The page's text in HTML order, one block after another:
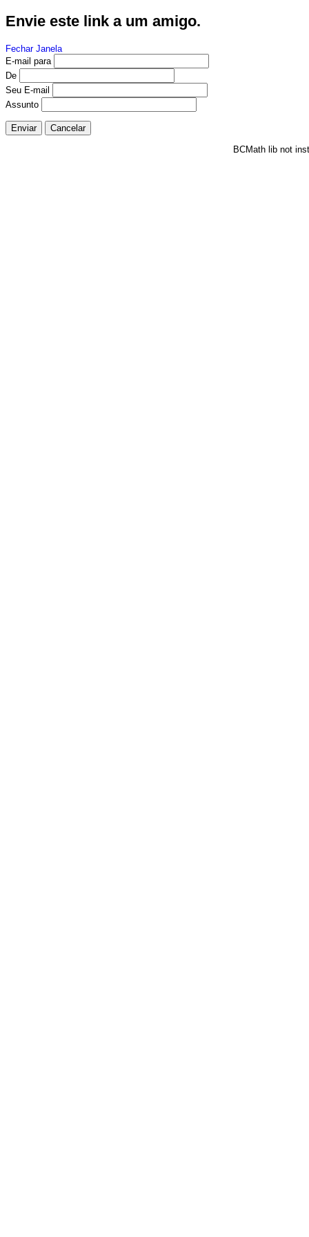
Envie este link a um amigo.
Fechar Janela
E-mail para
De
Seu E-mail
Assunto
Enviar Cancelar
BCMath lib not